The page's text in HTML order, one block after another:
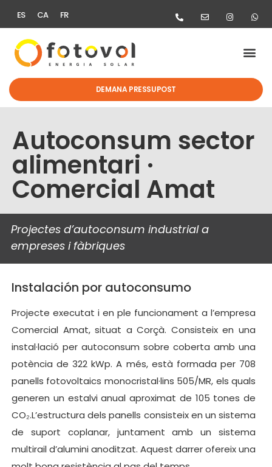
ES CA FR
DEMANA PRESSUPOST
Autoconsum sector
alimentari ·
Comercial Amat
Projectes d’autoconsum industrial a
empreses i fàbriques
Instalación por autoconsumo
Projecte executat i en ple funcionament a l’empresa
Comercial Amat, situat a Corçà. Consisteix en una
instal·lació per autoconsum sobre coberta amb una
potència de 322 kWp. A més, està formada per 708
panells fotovoltaics monocristal·lins 505/MR, els quals
generen un estalvi anual aproximat de 105 tones de
CO₂.L’estructura dels panells consisteix en un sistema
de suport coplanar, juntament amb un sistema
multirail d’alumini anoditzat. Aquest darrer ofereix una